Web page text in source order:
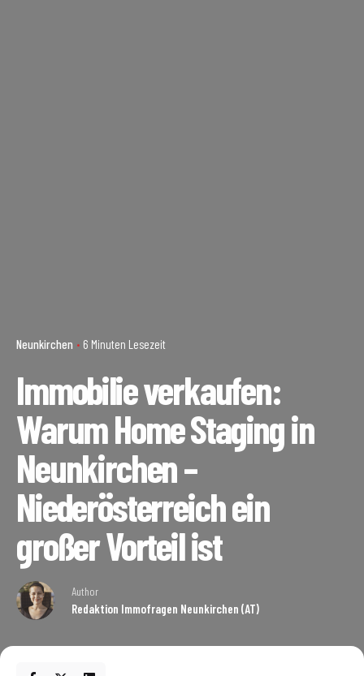
Neunkirchen 6 Minuten Lesezeit
Immobilie verkaufen:
Warum Home Staging in
Neunkirchen –
Niederösterreich ein
großer Vorteil ist
Author
Redaktion Immofragen Neunkirchen (AT)